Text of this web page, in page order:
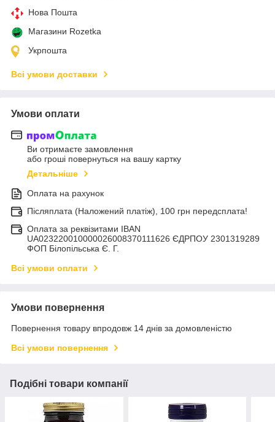
Нова Пошта
Магазини Rozetka
Укрпошта
Всі умови доставки
Умови оплати
Ви отримаєте замовлення
або гроші повернуться на вашу картку
Детальніше
Оплата на рахунок
Післяплата (Наложений платіж), 100 грн передсплата!
Оплата за реквізитами IBAN
UA023220010000026008370111626 ЄДРПОУ 2301319289
ФОП Білопільська Є. Г.
Всі умови оплати
Умови повернення
Повернення товару впродовж 14 днів за домовленістю
Всі умови повернення
Подібні товари компанії